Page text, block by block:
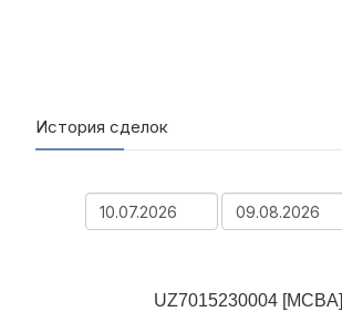
История сделок
UZ7015230004 [MCBA]